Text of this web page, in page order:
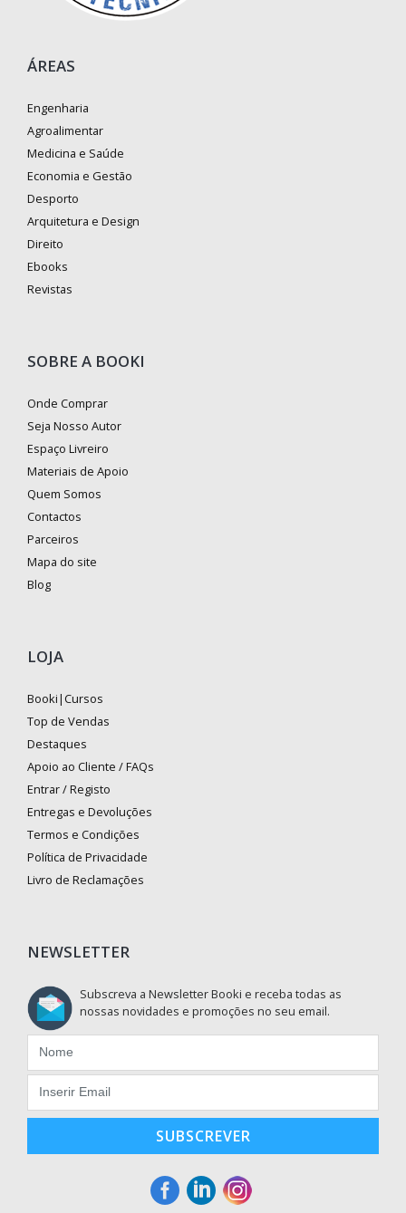
ÁREAS
Engenharia
Agroalimentar
Medicina e Saúde
Economia e Gestão
Desporto
Arquitetura e Design
Direito
Ebooks
Revistas
SOBRE A BOOKI
Onde Comprar
Seja Nosso Autor
Espaço Livreiro
Materiais de Apoio
Quem Somos
Contactos
Parceiros
Mapa do site
Blog
LOJA
Booki|Cursos
Top de Vendas
Destaques
Apoio ao Cliente / FAQs
Entrar / Registo
Entregas e Devoluções
Termos e Condições
Política de Privacidade
Livro de Reclamações
NEWSLETTER
Subscreva a Newsletter Booki e receba todas as
nossas novidades e promoções no seu email.
SUBSCREVER